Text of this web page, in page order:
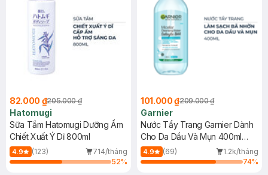
82.000 ₫205.000 ₫
Hatomugi
Sữa Tắm Hatomugi Dưỡng Ẩm
Chiết Xuất Ý Dĩ 800ml
4.9 (123)
714/tháng
52%
101.000 ₫209.000 ₫
Garnier
Nước Tẩy Trang Garnier Dành
Cho Da Dầu Và Mụn 400ml
(Mới)
4.9 (69)
1.2k/tháng
74%